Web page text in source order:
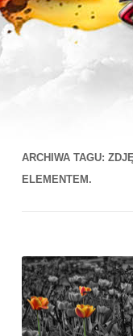
ARCHIWA TAGU:
ELEMENTEM.